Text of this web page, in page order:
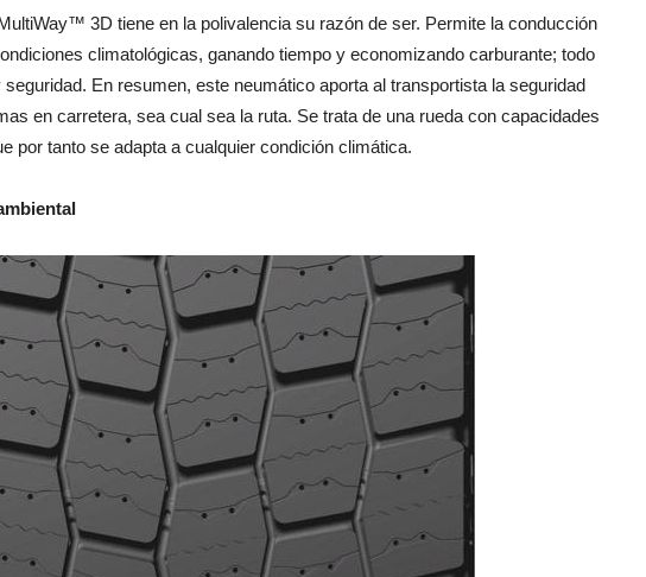
3D tiene en la polivalencia su razón de ser. Permite la conducción
climatológicas, ganando tiempo y economizando carburante; todo
En resumen, este neumático aporta al transportista la seguridad
en carretera, sea cual sea la ruta. Se trata de una rueda con capacidades
por tanto se adapta a cualquier condición climática.